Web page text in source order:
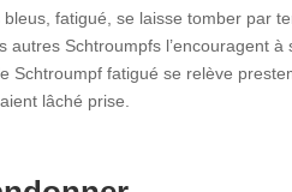
fatigué, se laisse tomber par
Schtroumpfs l’encouragent à
Schtroumpf fatigué se relève
lâché prise.